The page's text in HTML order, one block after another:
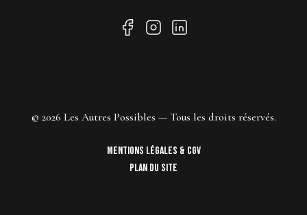
© 2026 Les Autres Possibles — Tous les droits réservés.
Pied
de
Mentions légales & CGV
Plan du site